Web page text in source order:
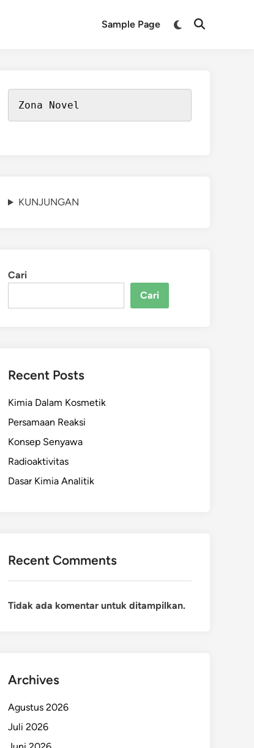
Sample Page
Switch
Open
Zona Novel
KUNJUNGAN
Cari
Cari
Recent Posts
Kimia Dalam Kosmetik
Persamaan Reaksi
Konsep Senyawa
Radioaktivitas
Dasar Kimia Analitik
Recent Comments
Tidak ada komentar untuk ditampilkan.
Archives
Agustus 2026
Juli 2026